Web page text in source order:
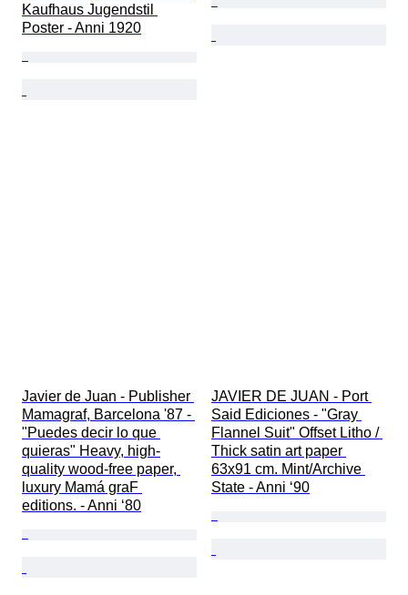
Kaufhaus Jugendstil
Poster - Anni 1920
Javier de Juan - Publisher
Mamagraf, Barcelona '87 -
"Puedes decir lo que
quieras" Heavy, high-
quality wood-free paper,
luxury Mamá graF
editions. - Anni ‘80
JAVIER DE JUAN - Port
Said Ediciones - "Gray
Flannel Suit" Offset Litho /
Thick satin art paper
63x91 cm. Mint/Archive
State - Anni ‘90